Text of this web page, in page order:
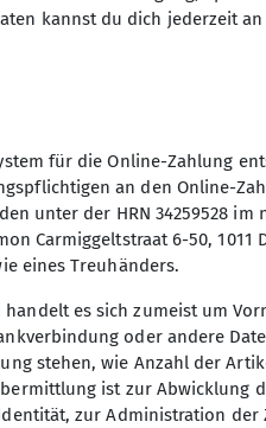
jeweiligen Gruppen
erhofften wir uns
Am Felsen
Am coolsten
verbrachten. Während
und schon
gegessen
der ersten Runde
Mal an den Felsen
Frankental wurden
kannst du dich jederzeit
für die Online-Zahlung
an den Online-
unter der HRN 34259528
Carmiggeltstraat 6-50,
eines Treuhänders.
es sich zumeist um
oder andere
stehen, wie Anzahl der
ist zur Abwicklung
zur Administration